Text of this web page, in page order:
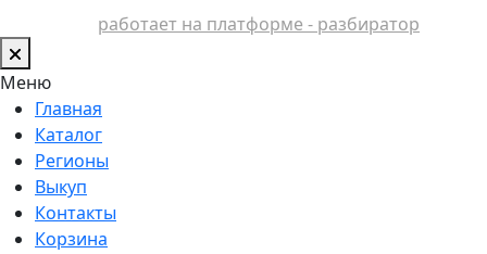
работает на платформе - разбиратор
Меню
Главная
Каталог
Регионы
Выкуп
Контакты
Корзина